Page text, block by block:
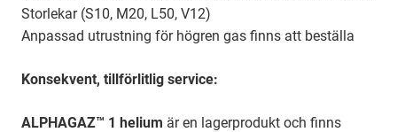
Storlekar (S10, M20, L50, V12)
Anpassad utrustning för högren gas finns att beställa
Konsekvent, tillförlitlig service:
ALPHAGAZ™ 1 helium är en lagerprodukt och finns